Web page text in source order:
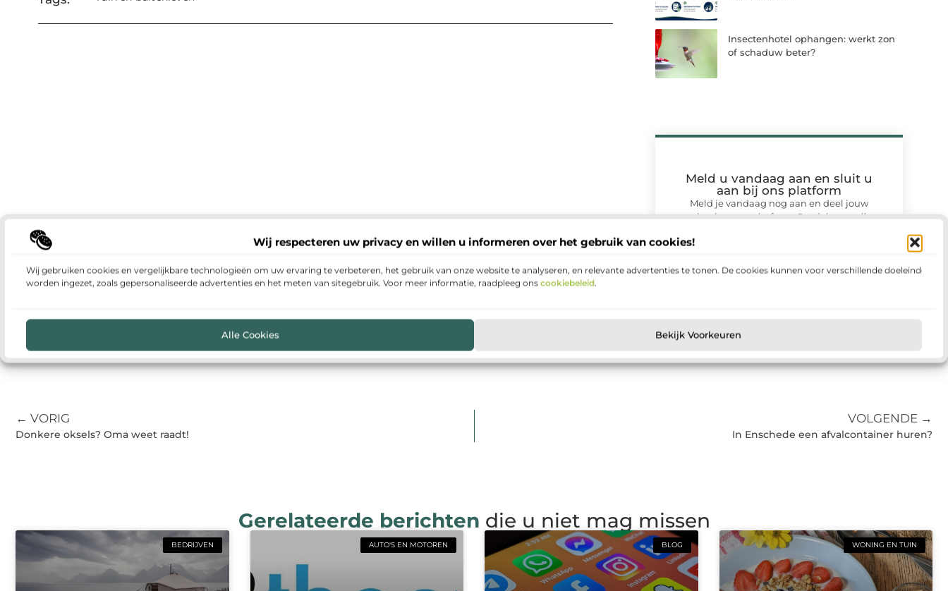
Wij respecteren uw privacy en willen u informeren over het gebruik van cookies!
Wij gebruiken cookies en vergelijkbare technologieën om uw ervaring te verbeteren, het gebruik van onze website te analyseren, en relevante advertenties te tonen. De cookies kunnen voor verschillende doeleinden
worden ingezet, zoals gepersonaliseerde advertenties en het meten van sitegebruik. Voor meer informatie, raadpleeg ons cookiebeleid.
Alle Cookies Bekijk Voorkeuren
Insectenhotel ophangen: werkt zon
of schaduw beter?
Meld u vandaag aan en sluit u
aan bij ons platform
Meld je vandaag nog aan en deel jouw
verhaal op ons platform. Ontdek op welke
Registreer nu
← VORIG
Donkere oksels? Oma weet raadt!
VOLGENDE →
In Enschede een afvalcontainer huren?
Gerelateerde berichten die u niet mag missen
BEDRIJVEN AUTO'S EN MOTOREN BLOG WONING EN TUIN